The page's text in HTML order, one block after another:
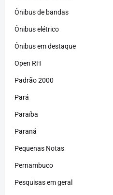
Ônibus de bandas
Ônibus elétrico
Ônibus em destaque
Open RH
Padrão 2000
Pará
Paraíba
Paraná
Pequenas Notas
Pernambuco
Pesquisas em geral